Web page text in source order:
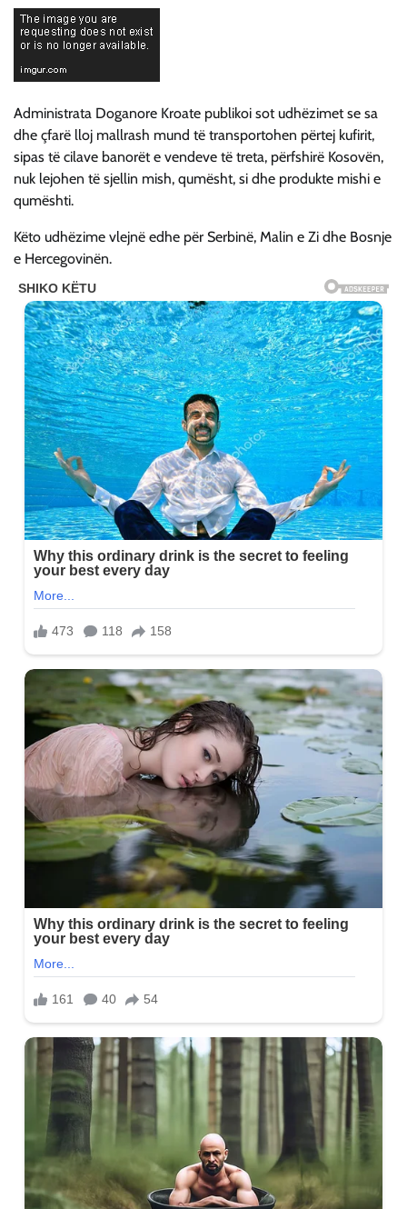
Administrata Doganore Kroate publikoi sot udhëzimet se sa
dhe çfarë lloj mallrash mund të transportohen përtej kufirit,
sipas të cilave banorët e vendeve të treta, përfshirë Kosovën,
nuk lejohen të sjellin mish, qumësht, si dhe produkte mishi e
qumështi.
Këto udhëzime vlejnë edhe për Serbinë, Malin e Zi dhe Bosnje
e Hercegovinën.